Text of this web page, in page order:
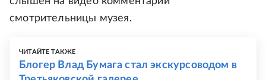
смотрительницы музея.
ЧИТАЙТЕ ТАКЖЕ
Блогер Влад Бумага стал экскурсоводом в